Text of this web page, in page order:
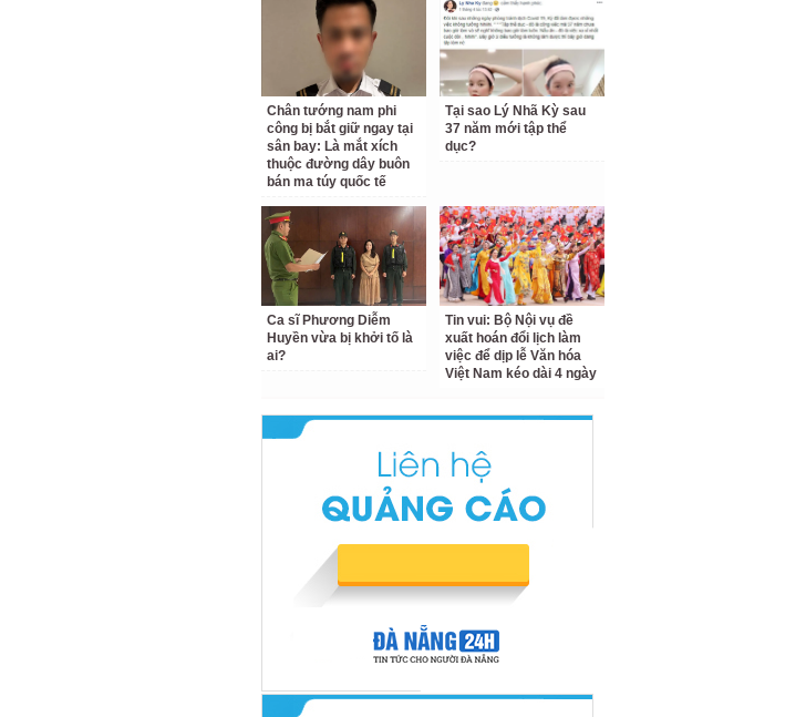
Chân tướng nam phi
công bị bắt giữ ngay tại
sân bay: Là mắt xích
thuộc đường dây buôn
bán ma túy quốc tế
Tại sao Lý Nhã Kỳ sau
37 năm mới tập thể
dục?
Ca sĩ Phương Diễm
Huyền vừa bị khởi tố là
ai?
Tin vui: Bộ Nội vụ đề
xuất hoán đổi lịch làm
việc để dịp lễ Văn hóa
Việt Nam kéo dài 4 ngày